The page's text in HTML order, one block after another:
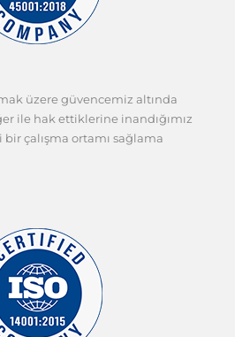
üzere güvencemiz altında
ile hak ettiklerine inandığımız
bir çalışma ortamı sağlama